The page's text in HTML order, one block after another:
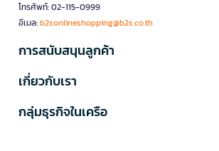
โทรศัพท์: 02-115-0999
อีเมล:b2sonlineshopping@b2s.co.th
การสนับสนุนลูกค้า
เกี่ยวกับเรา
กลุ่มธุรกิจในเครือ